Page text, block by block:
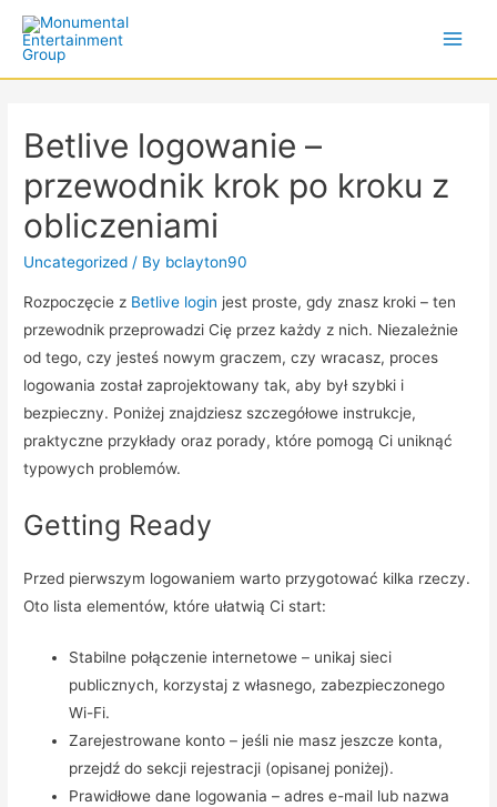
Betlive logowanie –
przewodnik krok po kroku z
obliczeniami
Uncategorized / By bclayton90
Rozpoczęcie z Betlive login jest proste, gdy znasz kroki – ten
przewodnik przeprowadzi Cię przez każdy z nich. Niezależnie
od tego, czy jesteś nowym graczem, czy wracasz, proces
logowania został zaprojektowany tak, aby był szybki i
bezpieczny. Poniżej znajdziesz szczegółowe instrukcje,
praktyczne przykłady oraz porady, które pomogą Ci uniknąć
typowych problemów.
Getting Ready
Przed pierwszym logowaniem warto przygotować kilka rzeczy.
Oto lista elementów, które ułatwią Ci start:
Stabilne połączenie internetowe – unikaj sieci
publicznych, korzystaj z własnego, zabezpieczonego
Wi-Fi.
Zarejestrowane konto – jeśli nie masz jeszcze konta,
przejdź do sekcji rejestracji (opisanej poniżej).
Prawidłowe dane logowania – adres e-mail lub nazwa